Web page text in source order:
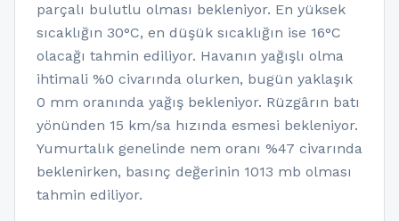
parçalı bulutlu olması bekleniyor. En yüksek
sıcaklığın 30°C, en düşük sıcaklığın ise 16°C
olacağı tahmin ediliyor. Havanın yağışlı olma
ihtimali %0 civarında olurken, bugün yaklaşık
0 mm oranında yağış bekleniyor. Rüzgârın batı
yönünden 15 km/sa hızında esmesi bekleniyor.
Yumurtalık genelinde nem oranı %47 civarında
beklenirken, basınç değerinin 1013 mb olması
tahmin ediliyor.